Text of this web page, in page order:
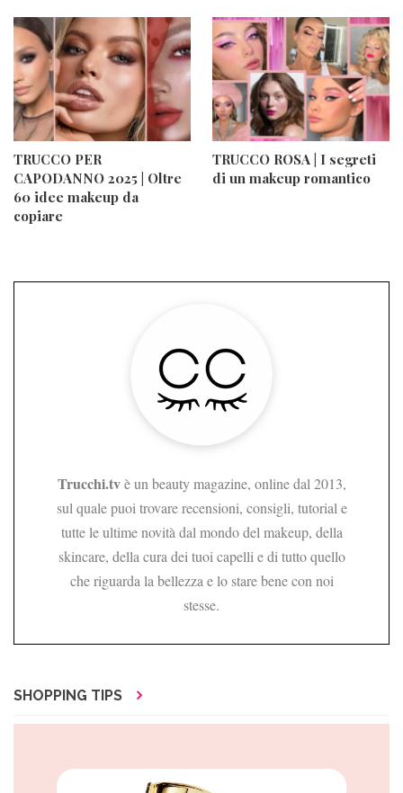
TRUCCO PER
CAPODANNO 2025 | Oltre
60 idee makeup da
copiare
TRUCCO ROSA | I segreti
di un makeup romantico
Trucchi.tvè un beauty magazine, online dal 2013,
sul quale puoi trovare recensioni, consigli, tutorial e
tutte le ultime novità dal mondo del makeup, della
skincare, della cura dei tuoi capelli e di tutto quello
che riguarda la bellezza e lo stare bene con noi
stesse.
SHOPPING TIPS